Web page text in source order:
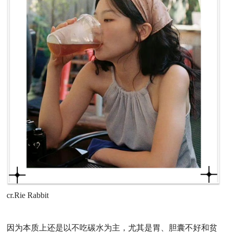
cr.Rie Rabbit
因为本质上还是以不吃碳水为主，尤其是胃、胆囊不好和贫